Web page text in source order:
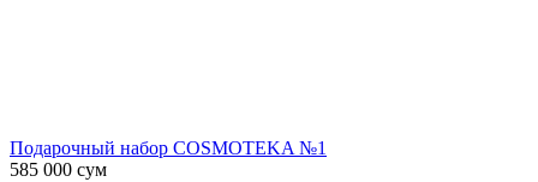
Подарочный набор COSMOTEKA №1
585 000 сум